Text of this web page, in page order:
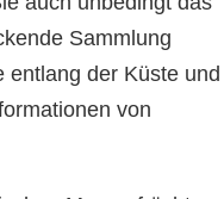
Sammlung
entlang der Küste und
von